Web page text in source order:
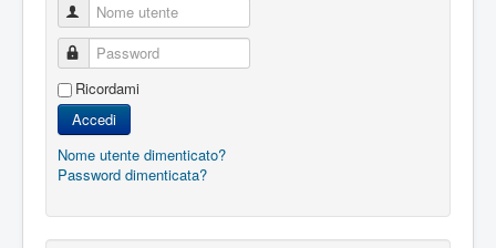
Nome utente
Password
Ricordami
Accedi
Nome utente dimenticato?
Password dimenticata?